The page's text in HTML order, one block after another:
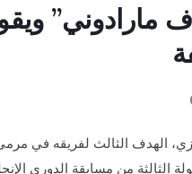
الهدف الثالث لفريقه في
من مسابقة الدوري